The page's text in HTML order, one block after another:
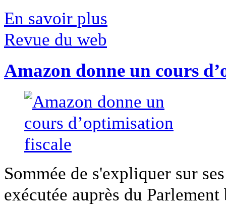
En savoir plus
Revue du web
Amazon donne un cours
Sommée de s'expliquer sur
exécutée auprès du